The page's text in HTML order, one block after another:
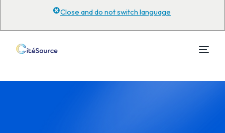
Close and do not switch language